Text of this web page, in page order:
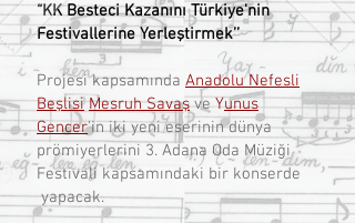
“KK Besteci Kazanını Türkiye'nin
Festivallerine Yerleştirmek’’
Projesi kapsamında Anadolu Nefesli
Beşlisi Mesruh SavaşveYunus
Gencer'in iki yeni eserinin dünya
prömiyerlerini 3. Adana Oda Müziği
Festivali kapsamındaki bir konserde
yapacak.